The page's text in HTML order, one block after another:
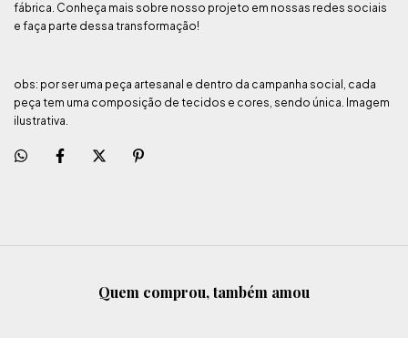
fábrica. Conheça mais sobre nosso projeto em nossas redes sociais
e faça parte dessa transformação!
obs: por ser uma peça artesanal e dentro da campanha social, cada
peça tem uma composição de tecidos e cores, sendo única. Imagem
ilustrativa.
Quem comprou, também amou